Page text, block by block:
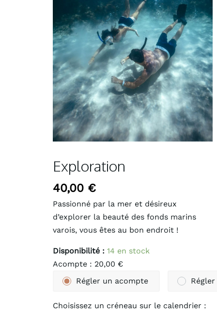
Exploration
40,00 €
Passionné par la mer et désireux
d’explorer la beauté des fonds marins
varois, vous êtes au bon endroit !
Disponibilité : 14 en stock
Acompte : 20,00 €
Régler un acompte
Choisissez un créneau sur le calendrier :